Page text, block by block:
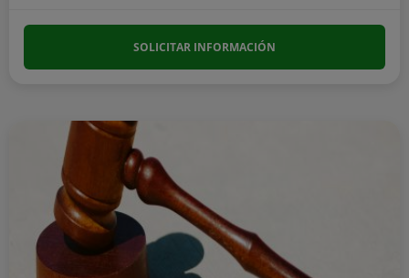
SOLICITAR INFORMACIÓN